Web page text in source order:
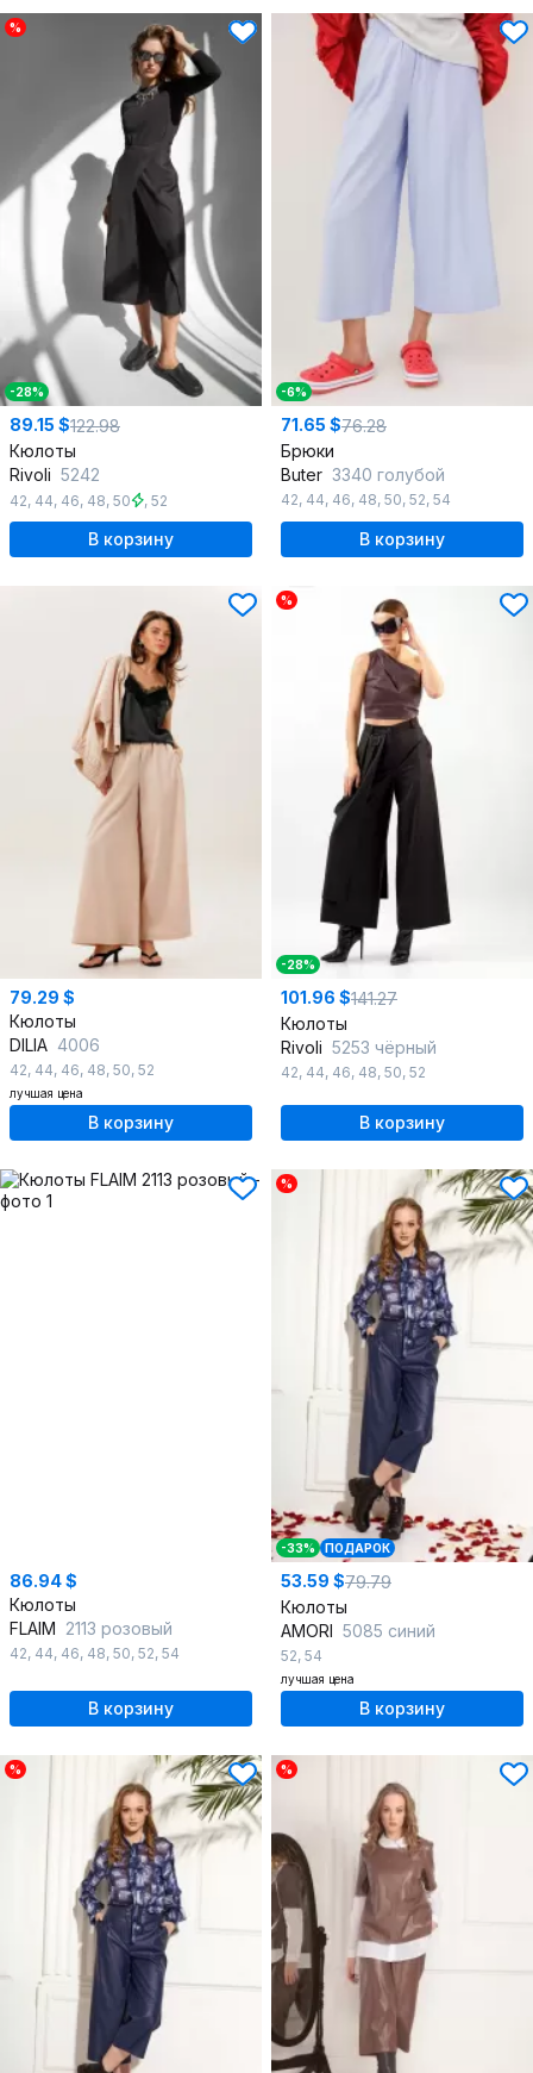
%
-28%
89.15 $122.98
Кюлоты
Rivoli 5242
42, 44, 46, 48, 50 , 52
В корзину
-6%
71.65 $76.28
Брюки
Butеr 3340 голубой
42, 44, 46, 48, 50, 52, 54
В корзину
79.29 $
Кюлоты
DILIA 4006
42, 44, 46, 48, 50, 52
лучшая цена
В корзину
%
-28%
101.96 $141.27
Кюлоты
Rivoli 5253 чёрный
42, 44, 46, 48, 50, 52
В корзину
86.94 $
Кюлоты
FLAIM 2113 розовый
42, 44, 46, 48, 50, 52, 54
В корзину
%
-33% ПОДАРОК
53.59 $79.79
Кюлоты
AMORI 5085 синий
52, 54
лучшая цена
В корзину
% %